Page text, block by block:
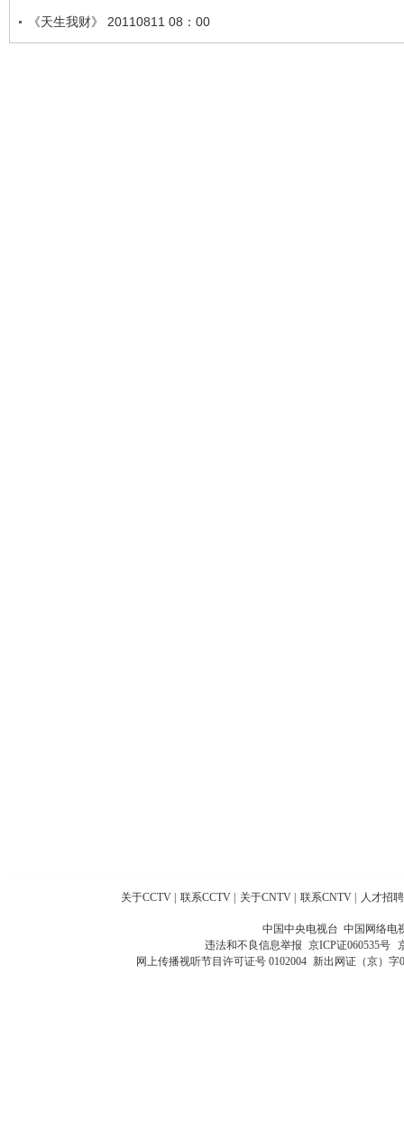
《天生我财》 20110811 08：00
关于CCTV 联系CCTV 关于CNTV 联系CNTV 人才招聘
中国中央电视台 中国网络电
违法和不良信息举报 京ICP证060535号
网上传播视听节目许可证号 0102004 新出网证（京）